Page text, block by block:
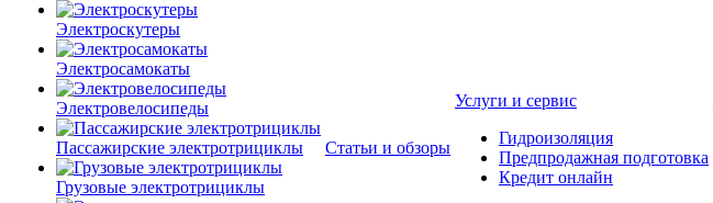
Электроскутеры
Электросамокаты
Электровелосипеды
Пассажирские электротрициклы
Грузовые электротрициклы
Статьи и обзоры
Услуги и сервис
Гидроизоляция
Предпродажная подготовка
Кредит онлайн